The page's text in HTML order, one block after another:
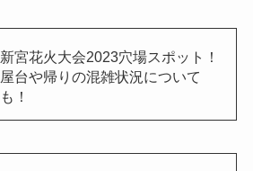
新宮花火大会2023穴場スポット！
屋台や帰りの混雑状況について
も！